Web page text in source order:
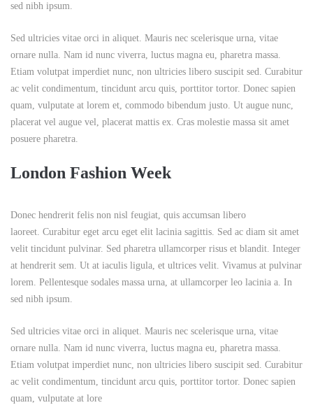
sed nibh ipsum.
Sed ultricies vitae orci in aliquet. Mauris nec scelerisque urna, vitae
ornare nulla. Nam id nunc viverra, luctus magna eu, pharetra massa.
Etiam volutpat imperdiet nunc, non ultricies libero suscipit sed. Curabitur
ac velit condimentum, tincidunt arcu quis, porttitor tortor. Donec sapien
quam, vulputate at lorem et, commodo bibendum justo. Ut augue nunc,
placerat vel augue vel, placerat mattis ex. Cras molestie massa sit amet
posuere pharetra.
London Fashion Week
Donec hendrerit felis non nisl feugiat, quis accumsan libero
laoreet. Curabitur eget arcu eget elit lacinia sagittis. Sed ac diam sit amet
velit tincidunt pulvinar. Sed pharetra ullamcorper risus et blandit. Integer
at hendrerit sem. Ut at iaculis ligula, et ultrices velit. Vivamus at pulvinar
lorem. Pellentesque sodales massa urna, at ullamcorper leo lacinia a. In
sed nibh ipsum.
Sed ultricies vitae orci in aliquet. Mauris nec scelerisque urna, vitae
ornare nulla. Nam id nunc viverra, luctus magna eu, pharetra massa.
Etiam volutpat imperdiet nunc, non ultricies libero suscipit sed. Curabitur
ac velit condimentum, tincidunt arcu quis, porttitor tortor. Donec sapien
quam, vulputate at lore